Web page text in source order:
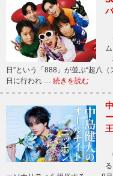
日”という「888」が並ぶ“超八
日に行われ … 続きを読む